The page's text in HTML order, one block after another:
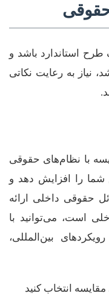
طرح استاندارد باشد و
نیاز به رعایت نکاتی
با نظام‌های حقوقی
شما را افزایش دهد و
حقوقی داخلی ارائه
است، می‌توانید با
بین‌المللی،
انتخاب کنید